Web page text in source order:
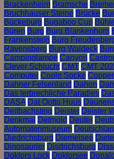
Brackenheim Bramsche
Bruchhauser Steine Brücke
Bückeburg Bugaboo Cup
Büren Burg Burg Blankenhorn
Frankenstein Burg
Ravensberg Burg Waldeck
Campinglampe Canyon
Clever Schlucht CMT CMT
Computer Coole Socke
Dahner Felsenland Dahon
Das terbrechliche Paradies
DASA Dat Ootto Huus
Deilbachsteig Deister Deister
Denkmal
Detmold Deuter
Automatenmuseum
Diedrichsburg Diemelsee
Dinosaurier Disdrichsburg
Doktors Lock Doktorsee